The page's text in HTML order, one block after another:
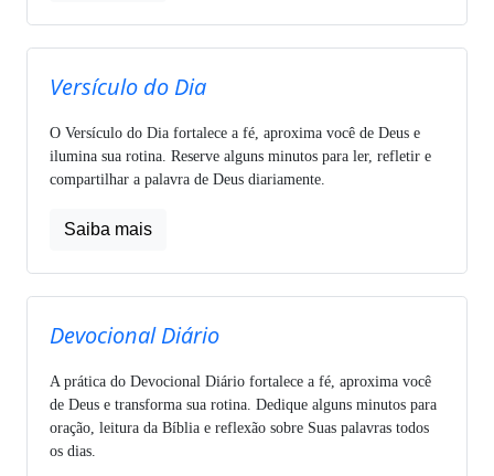
Versículo do Dia
O Versículo do Dia fortalece a fé, aproxima você de Deus e
ilumina sua rotina. Reserve alguns minutos para ler, refletir e
compartilhar a palavra de Deus diariamente.
Saiba mais
Devocional Diário
A prática do Devocional Diário fortalece a fé, aproxima você
de Deus e transforma sua rotina. Dedique alguns minutos para
oração, leitura da Bíblia e reflexão sobre Suas palavras todos
os dias.